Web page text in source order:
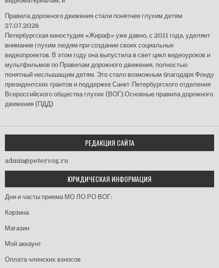
Правила дорожного движения стали понятнее глухим детям
27.07.2026
Петербургская киностудия «Жираф» уже давно, с 2011 года, уделяет
внимание глухим людям при создании своих социальных
видеопроектов. В этом году она выпустила в свет цикл видеоуроков и
мультфильмов по Правилам дорожного движения, полностью
понятный неслышащим детям. Это стало возможным благодаря Фонду
президентских грантов и поддержке Санкт-Петербургского отделения
Всероссийского общества глухих (ВОГ).Основные правила дорожного
движения (ПДД)
РЕДАКЦИЯ САЙТА
admin@petervog.ru
ЮРИДИЧЕСКАЯ ИНФОРМАЦИЯ
Дни и часты приема МО ЛО РО ВОГ:
Корзина
Магазин
Мой аккаунт
Оплата членских взносов